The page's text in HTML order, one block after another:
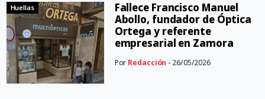
Huellas
Fallece Francisco Manuel
Abollo, fundador de Óptica
Ortega y referente
empresarial en Zamora
Por Redacción - 26/05/2026